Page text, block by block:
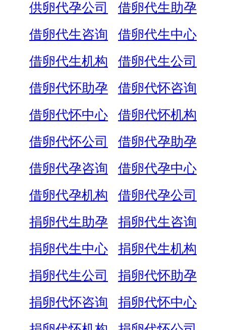
供卵代孕公司
借卵代生助孕
借卵代生咨询
借卵代生中心
借卵代生机构
借卵代生公司
借卵代怀助孕
借卵代怀咨询
借卵代怀中心
借卵代怀机构
借卵代怀公司
借卵代孕助孕
借卵代孕咨询
借卵代孕中心
借卵代孕机构
借卵代孕公司
捐卵代生助孕
捐卵代生咨询
捐卵代生中心
捐卵代生机构
捐卵代生公司
捐卵代怀助孕
捐卵代怀咨询
捐卵代怀中心